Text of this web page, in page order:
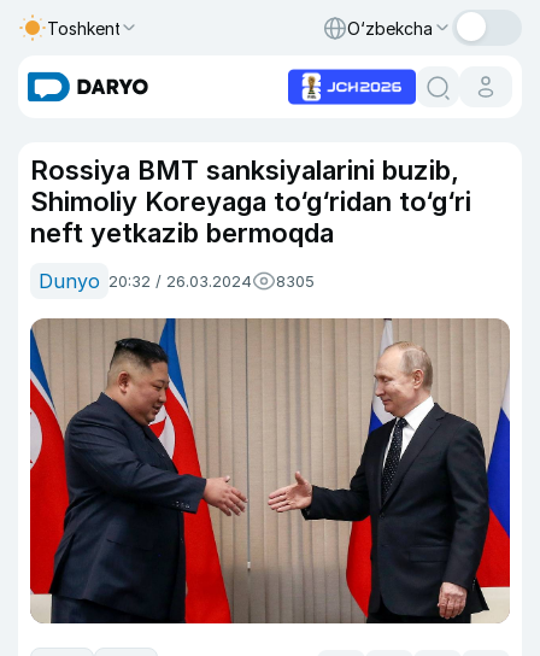
Toshkent O‘zbekcha
Rossiya BMT sanksiyalarini buzib,
Shimoliy Koreyaga to‘g‘ridan to‘g‘ri
neft yetkazib bermoqda
Dunyo 20:32 / 26.03.2024 8305